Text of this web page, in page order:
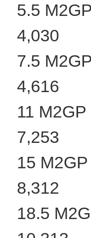
5.5
4,030
7.5
4,616
11
7,253
15
8,312
18.5